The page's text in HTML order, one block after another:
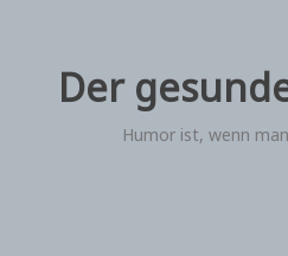
springenDer
Humor ist, wenn